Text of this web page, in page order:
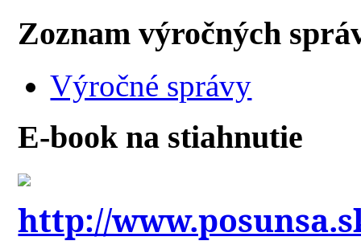
Zoznam výročných
Výročné správy
E-book na stiahnutie
http://